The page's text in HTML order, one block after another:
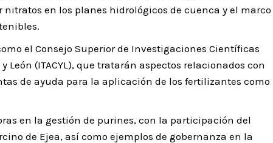
en los planes hidrológicos de cuenca y el marco
el Consejo Superior de Investigaciones Científicas
León (ITACYL), que tratarán aspectos relacionados con
de ayuda para la aplicación de los fertilizantes como
en la gestión de purines, con la participación del
de Ejea, así como ejemplos de gobernanza en la